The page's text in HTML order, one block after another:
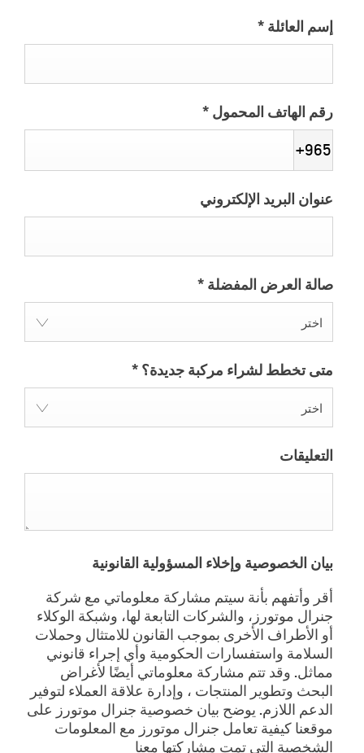
إسم العائلة *
رقم الهاتف المحمول *
+965
عنوان البريد الإلكتروني
صالة العرض المفضلة *
اختر
متى تخطط لشراء مركبة جديدة؟ *
اختر
التعليقات
بيان الخصوصية وإخلاء المسؤولية القانونية
أقر وأتفهم بأنة سيتم مشاركة معلوماتي مع شركة
جنرال موتورز، والشركات التابعة لها، وشبكة الوكلاء
أو الأطراف الأخرى بموجب القانون للامتثال وحملات
السلامة واستفسارات الحكومية وأي إجراء قانوني
مماثل. وقد تتم مشاركة معلوماتي أيضًا لأغراض
البحث وتطوير المنتجات ، وإدارة علاقة العملاء لتوفير
الدعم اللازم. يوضح بيان خصوصية جنرال موتورز على
موقعنا كيفية تعامل جنرال موتورز مع المعلومات
الشخصية التي تمت مشاركتها معنا